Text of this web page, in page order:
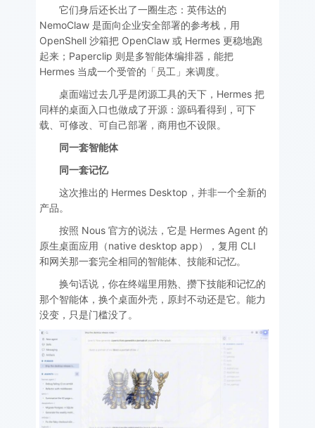
它们身后还长出了一圈生态：英伟达的
NemoClaw 是面向企业安全部署的参考栈，用
OpenShell 沙箱把 OpenClaw 或 Hermes 更稳地跑
起来；Paperclip 则是多智能体编排器，能把
Hermes 当成一个受管的「员工」来调度。
桌面端过去几乎是闭源工具的天下，Hermes 把
同样的桌面入口也做成了开源：源码看得到，可下
载、可修改、可自己部署，商用也不设限。
同一套智能体
同一套记忆
这次推出的 Hermes Desktop，并非一个全新的
产品。
按照 Nous 官方的说法，它是 Hermes Agent 的
原生桌面应用（native desktop app），复用 CLI
和网关那一套完全相同的智能体、技能和记忆。
换句话说，你在终端里用熟、攒下技能和记忆的
那个智能体，换个桌面外壳，原封不动还是它。能力
没变，只是门槛没了。